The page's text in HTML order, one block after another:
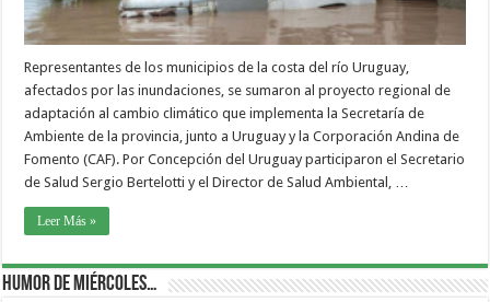
Representantes de los municipios de la costa del río Uruguay,
afectados por las inundaciones, se sumaron al proyecto regional de
adaptación al cambio climático que implementa la Secretaría de
Ambiente de la provincia, junto a Uruguay y la Corporación Andina de
Fomento (CAF). Por Concepción del Uruguay participaron el Secretario
de Salud Sergio Bertelotti y el Director de Salud Ambiental, …
Leer Más »
Humor de Miércoles…